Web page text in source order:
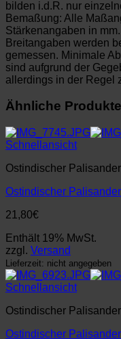
bilden i.d.R. nur
Bemaßung: Alle
Stärkenangaben in mm.
Breitangaben werden
gemessen. Minimale
sind aufgrund der
allerdings in der Regel
Ähnliche Produkte
Schnellansicht
Ostindischer Palisander
Ostindischer
21,80€
Enthält 19% MwSt.
zzgl. Versand
Lieferzeit: nicht angegeben
Schnellansicht
Ostindischer Palisander
Ostindischer